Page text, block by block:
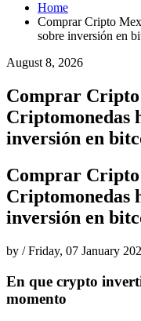
Home
Comprar Cripto
sobre inversión en
August 8, 2026
Comprar
Criptomonedas
inversión en
Comprar
Criptomonedas
inversión en
by /Friday, 07 January
En que crypto
momento